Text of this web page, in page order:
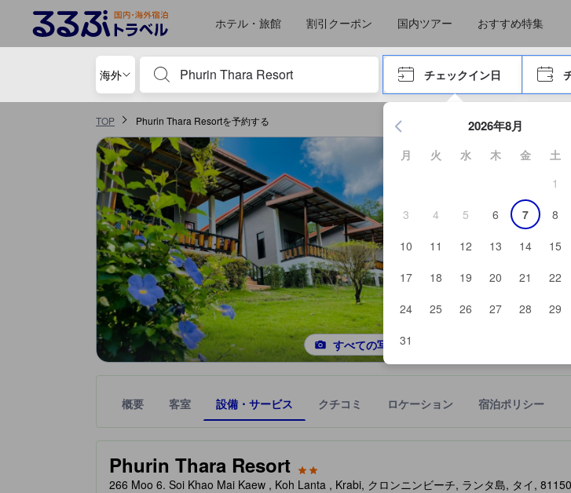
ホテル・旅館 割引クーポン 国内ツアー おすすめ特集
海外
宿泊施設名やキーワードを入力し、矢印キーやタブキーで進み、エンターキーを押して内容
チェックイン日
エンターキーを押して日付選択画面
2026年8月
月 火 水 木 金 土
1
3
4 5 6 7 8
10
11 12 13 14 15
17
18 19 20 21 22
24
25 26 27 28 29
31
TOP Phurin Thara Resortを予約する
すべての写真を見る
概要 客室 設備・サービス クチコミ ロケーション 宿泊ポリシー
Phurin Thara Resort
星評価、最高5の内2
tooltip
星評価は、提携サイトから受け取った情報であり、宿泊施設に備わっていると予測される快適
266 Moo 6. Soi Khao Mai Kaew , Koh Lanta , Krabi, クロンニンビーチ, ランタ島, タイ, 81150
るるぶトラベルに掲載されているクチコミは実際に予約をし、宿泊を終えたゲストから提供されています。実際